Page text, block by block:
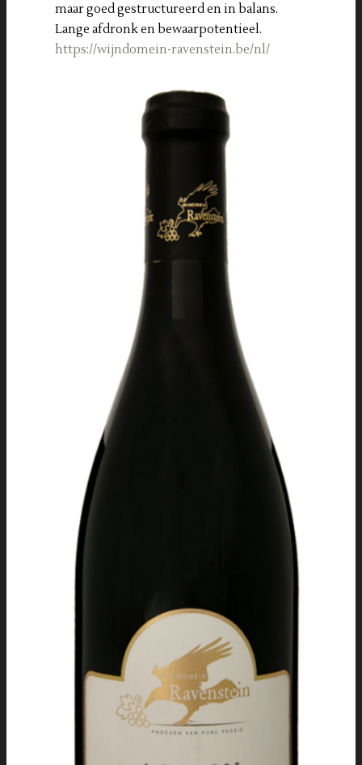
maar goed gestructureerd en in balans.
Lange afdronk en bewaarpotentieel.
https://wijndomein-ravenstein.be/nl/